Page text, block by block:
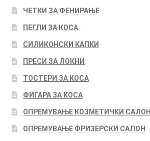
ЧЕТКИ ЗА ФЕНИРАЊЕ
ПЕГЛИ ЗА КОСА
СИЛИКОНСКИ КАПКИ
ПРЕСИ ЗА ЛОКНИ
ТОСТЕРИ ЗА КОСА
ФИГАРА ЗА КОСА
ОПРЕМУВАЊЕ КОЗМЕТИЧКИ САЛОН
ОПРЕМУВАЊЕ ФРИЗЕРСКИ САЛОН